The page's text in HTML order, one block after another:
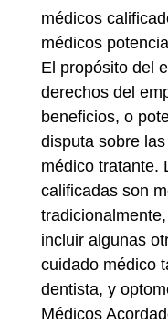
médicos
médicos
El propósito del
derechos del
beneficios, o
disputa sobre
médico tratante.
calificadas son
incluir algunas
cuidado médico
dentista, y
Médicos